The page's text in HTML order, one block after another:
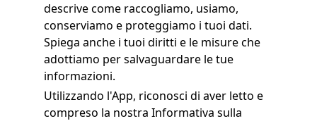
descrive come raccogliamo, usiamo,
conserviamo e proteggiamo i tuoi dati.
Spiega anche i tuoi diritti e le misure che
adottiamo per salvaguardare le tue
informazioni.
Utilizzando l'App, riconosci di aver letto e
compreso la nostra Informativa sulla